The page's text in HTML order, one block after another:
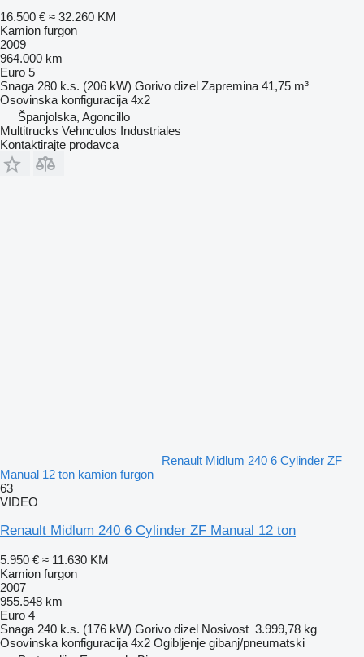
16.500 € ≈ 32.260 KM
Kamion furgon
2009
964.000 km
Euro 5
Snaga 280 k.s. (206 kW) Gorivo dizel Zapremina 41,75 m³
Osovinska konfiguracija 4x2
Španjolska, Agoncillo
Multitrucks Vehnculos Industriales
Kontaktirajte prodavca
Renault Midlum 240 6 Cylinder ZF
Manual 12 ton kamion furgon
63
VIDEO
Renault Midlum 240 6 Cylinder ZF Manual 12 ton
5.950 € ≈ 11.630 KM
Kamion furgon
2007
955.548 km
Euro 4
Snaga 240 k.s. (176 kW) Gorivo dizel Nosivost 3.999,78 kg
Osovinska konfiguracija 4x2 Ogibljenje gibanj/pneumatski